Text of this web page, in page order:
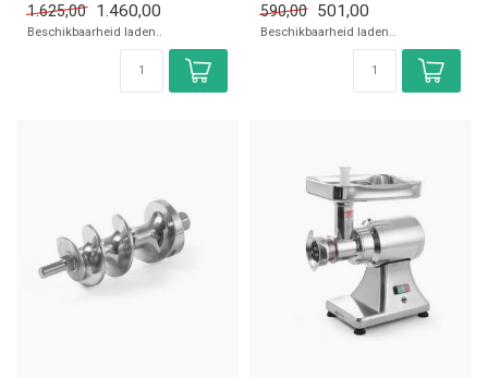
1.625,00
1.460,00
Beschikbaarheid laden..
✓ 230 Volt
590,00 501,00
Beschikbaarheid laden..